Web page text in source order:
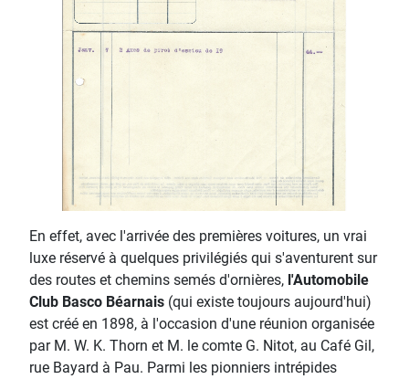
En effet, avec l'arrivée des premières voitures, un vrai
luxe réservé à quelques privilégiés qui s'aventurent sur
des routes et chemins semés d'ornières, l'Automobile
Club Basco Béarnais (qui existe toujours aujourd'hui)
est créé en 1898, à l'occasion d'une réunion organisée
par M. W. K. Thorn et M. le comte G. Nitot, au Café Gil,
rue Bayard à Pau. Parmi les pionniers intrépides